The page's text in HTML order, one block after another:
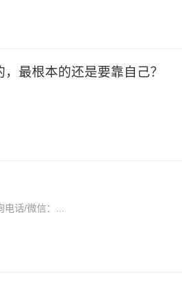
最根本的还是要靠自己？
话/微信：...